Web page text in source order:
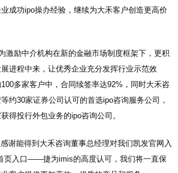
成功ipo操办经验，继续为大禾客户创造更高价
激励中介机构在新的金融市场制度框架下，更积
进程中来，让优秀企业充分发挥行业示范效
多家客户中，合同续签率达92%，同时大禾咨
约30家证券公司认可的首选ipo咨询服务公司，
得投行外包业务的ipo咨询公司。
谢能得到大禾咨询董事总经理对我们凯发官网入
页入口 ——捷为imis的高度认可，我们将一直保